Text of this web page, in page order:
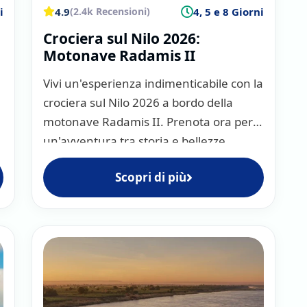
II e Seti I,
e il maestoso Tempio di
imperdibile questa
monumentale
tra colonne
che raccontano
alte fino a 23 metri,
più iconiche, questi
la navigazione.
secondo tempio più
4.9(2.4k Recensioni) 4, 5 e 8 Giorni
Crociera sul Nilo 2026:
Motonave Radamis II
Vivi un'esperienza indimenticabile con la
crociera sul Nilo 2026 a bordo della
motonave Radamis II. Prenota ora per
un'avventura tra storia e bellezze
naturali!
Scopri di più